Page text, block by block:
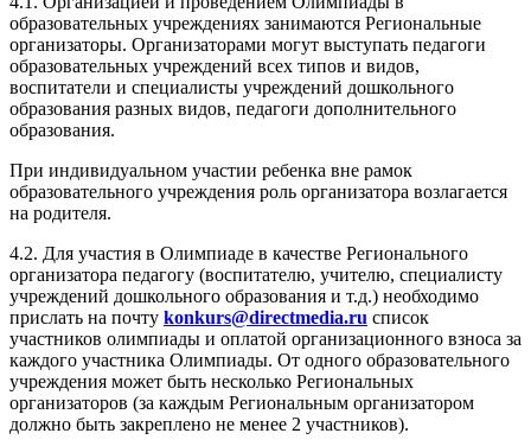
4.1. Организацией и проведением Олимпиады в
образовательных учреждениях занимаются Региональные
организаторы. Организаторами могут выступать педагоги
образовательных учреждений всех типов и видов,
воспитатели и специалисты учреждений дошкольного
образования разных видов, педагоги дополнительного
образования.
При индивидуальном участии ребенка вне рамок
образовательного учреждения роль организатора возлагается
на родителя.
4.2. Для участия в Олимпиаде в качестве Регионального
организатора педагогу (воспитателю, учителю, специалисту
учреждений дошкольного образования и т.д.) необходимо
прислать на почту konkurs@directmedia.ru список
участников олимпиады и оплатой организационного взноса за
каждого участника Олимпиады. От одного образовательного
учреждения может быть несколько Региональных
организаторов (за каждым Региональным организатором
должно быть закреплено не менее 2 участников).